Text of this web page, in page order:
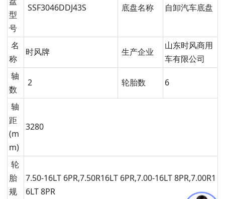
型
号
SSF3046DDJ43S 底盘名称 自卸汽车底盘
名
称
时风牌 生产企业
山东时风商用
车有限公司
轴
数
2 轮胎数 6
轴
距
(m
m)
3280
轮
胎
规
7.50-16LT 6PR,7.50R16LT 6PR,7.00-16LT 8PR,7.00R1
6LT 8PR